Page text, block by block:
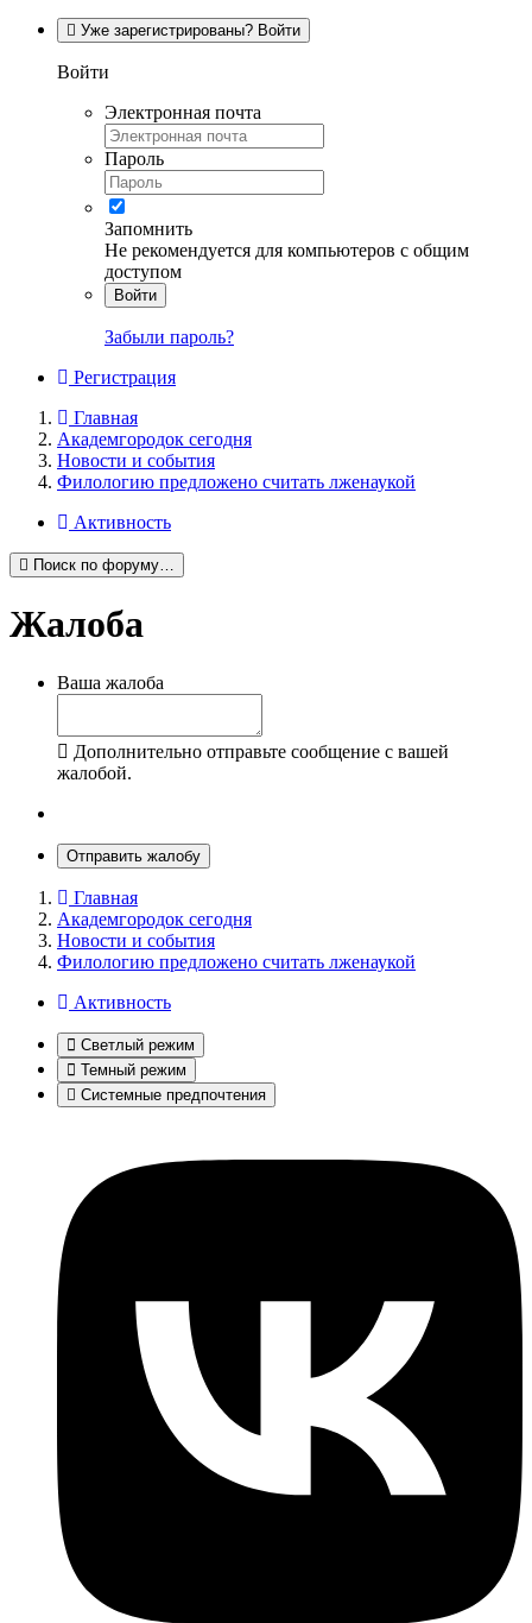
Уже зарегистрированы? Войти
Войти
Электронная почта
Пароль
Запомнить
Не рекомендуется для компьютеров с общим
доступом
Войти
Забыли пароль?
Регистрация
Главная
Академгородок сегодня
Новости и события
Филологию предложено считать лженаукой
Активность
Поиск по форуму…
Жалоба
Ваша жалоба
Дополнительно отправьте сообщение с вашей
жалобой.
Отправить жалобу
Главная
Академгородок сегодня
Новости и события
Филологию предложено считать лженаукой
Активность
Светлый режим
Темный режим
Системные предпочтения